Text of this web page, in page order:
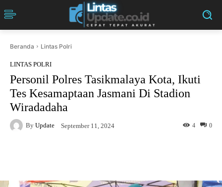
Beranda Lintas Polri
LINTAS POLRI
Personil Polres Tasikmalaya Kota, Ikuti
Tes Kesamaptaan Jasmani Di Stadion
Wiradadaha
By Update September 11, 2024 0
4